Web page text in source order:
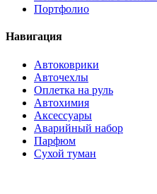
Портфолио
Навигация
Автоковрики
Авточехлы
Оплетка на руль
Автохимия
Аксессуары
Аварийный набор
Парфюм
Сухой туман